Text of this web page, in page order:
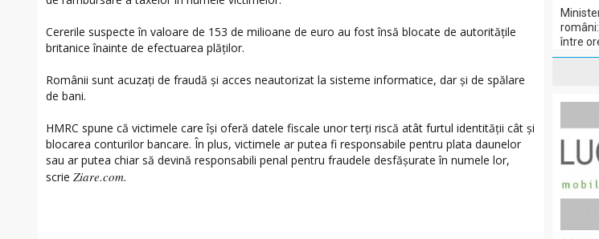
Cererile suspecte în valoare de 153 de milioane de euro au fost însă blocate de autoritățile
britanice înainte de efectuarea plăților.
Românii sunt acuzați de fraudă și acces neautorizat la sisteme informatice, dar și de spălare
de bani.
HMRC spune că victimele care își oferă datele fiscale unor terți riscă atât furtul identității cât și
blocarea conturilor bancare. În plus, victimele ar putea fi responsabile pentru plata daunelor
sau ar putea chiar să devină responsabili penal pentru fraudele desfășurate în numele lor,
scrie Ziare.com.
între